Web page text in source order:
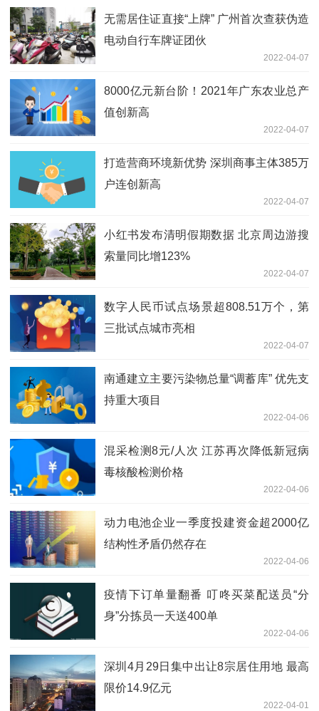
无需居住证直接“上牌” 广州首次查获伪造
电动自行车牌证团伙
2022-04-07
8000亿元新台阶！2021年广东农业总产
值创新高
2022-04-07
打造营商环境新优势 深圳商事主体385万
户连创新高
2022-04-07
小红书发布清明假期数据 北京周边游搜
索量同比增123%
2022-04-07
数字人民币试点场景超808.51万个，第
三批试点城市亮相
2022-04-07
南通建立主要污染物总量“调蓄库” 优先支
持重大项目
2022-04-06
混采检测8元/人次 江苏再次降低新冠病
毒核酸检测价格
2022-04-06
动力电池企业一季度投建资金超2000亿
结构性矛盾仍然存在
2022-04-06
疫情下订单量翻番 叮咚买菜配送员“分
身”分拣员一天送400单
2022-04-06
深圳4月29日集中出让8宗居住用地 最高
限价14.9亿元
2022-04-01